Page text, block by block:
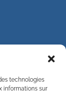
technologies
informations sur